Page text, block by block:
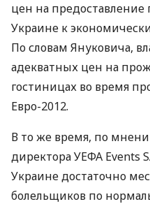
цен на предоставление
Украине к
По словам Януковича,
адекватных цен на
гостиницах во время
Евро-2012.
В то же время, по
директора УЕФА Events
Украине достаточно
болельщиков по